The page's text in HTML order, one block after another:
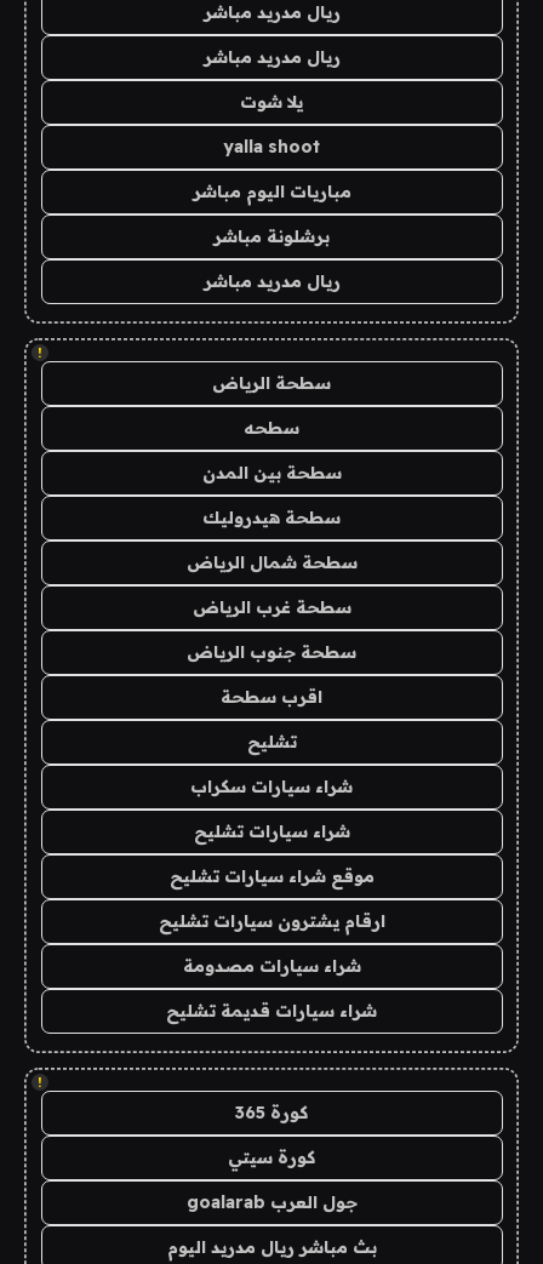
ريال مدريد مباشر
ريال مدريد مباشر
يلا شوت
yalla shoot
مباريات اليوم مباشر
برشلونة مباشر
ريال مدريد مباشر
!
سطحة الرياض
سطحه
سطحة بين المدن
سطحة هيدروليك
سطحة شمال الرياض
سطحة غرب الرياض
سطحة جنوب الرياض
اقرب سطحة
تشليح
شراء سيارات سكراب
شراء سيارات تشليح
موقع شراء سيارات تشليح
ارقام يشترون سيارات تشليح
شراء سيارات مصدومة
شراء سيارات قديمة تشليح
!
كورة 365
كورة سيتي
جول العرب goalarab
بث مباشر ريال مدريد اليوم